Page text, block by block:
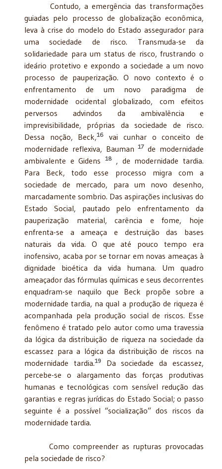
Contudo, a emergência das transformações
guiadas pelo processo de globalização econômica,
leva à crise do modelo do Estado assegurador para
uma sociedade de risco. Transmuda-se da
solidariedade para um status de risco, frustrando o
ideário protetivo e expondo a sociedade a um novo
processo de pauperização. O novo contexto é o
enfrentamento de um novo paradigma de
modernidade ocidental globalizado, com efeitos
perversos advindos da ambivalência e
imprevisibilidade, próprias da sociedade de risco.
Dessa noção, Beck,16
vai cunhar o conceito de
modernidade reflexiva, Bauman17de modernidade
ambivalente e Gidens
18, de modernidade tardia.
Para Beck, todo esse processo migra com a
sociedade de mercado, para um novo desenho,
marcadamente sombrio. Das aspirações inclusivas do
Estado Social, pautado pelo enfrentamento da
pauperização material, carência e fome, hoje
enfrenta-se a ameaça e destruição das bases
naturais da vida. O que até pouco tempo era
inofensivo, acaba por se tornar em novas ameaças à
dignidade bioética da vida humana. Um quadro
ameaçador das fórmulas químicas e seus decorrentes
enquadram-se naquilo que Beck propõe sobre a
modernidade tardia, na qual a produção de riqueza é
acompanhada pela produção social de riscos. Esse
fenômeno é tratado pelo autor como uma travessia
da lógica da distribuição de riqueza na sociedade da
escassez para a lógica da distribuição de riscos na
modernidade tardia.19Da sociedade da escassez,
percebe-se o alargamento das forças produtivas
humanas e tecnológicas com sensível redução das
garantias e regras jurídicas do Estado Social; o passo
seguinte é a possível “socialização” dos riscos da
modernidade tardia.
Como compreender as rupturas provocadas
pela sociedade de risco?